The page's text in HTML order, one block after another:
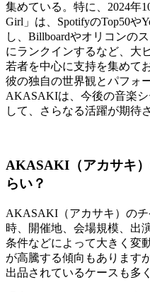
集めている。特に、2024年
Girl」は、SpotifyのTop50や
し、Billboardやオリコンの
にランクインするなど、大
若者を中心に支持を集めて
彼の独自の世界観とパフォ
AKASAKIは、今後の音楽
して、さらなる活躍が期待
AKASAKI（アカサキ
らい？
AKASAKI（アカサキ）の
時、開催地、会場規模、出
条件などによって大きく変
が高騰する傾向もあります
出品されているケースも多